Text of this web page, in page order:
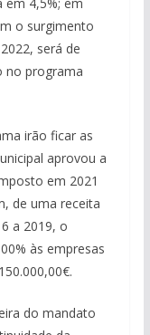
o surgimento
será de
no programa
irão ficar as
aprovou a
em 2021
de uma receita
a 2019, o
às empresas
do mandato